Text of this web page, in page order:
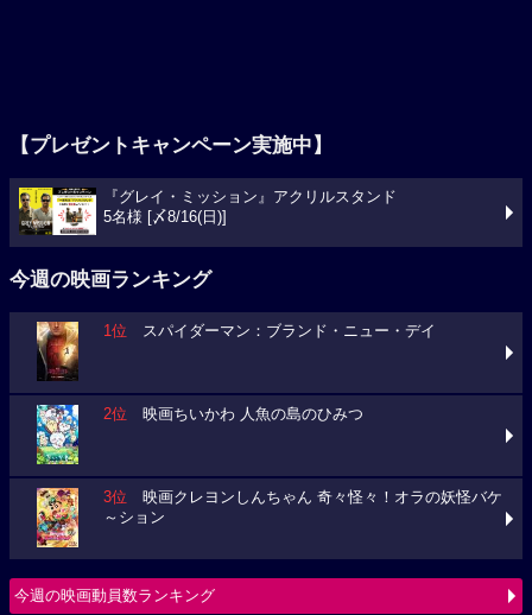
【プレゼントキャンペーン実施中】
『グレイ・ミッション』アクリルスタンド
5名様 [〆8/16(日)]
今週の映画ランキング
1位 スパイダーマン：ブランド・ニュー・デイ
2位 映画ちいかわ 人魚の島のひみつ
3位 映画クレヨンしんちゃん 奇々怪々！オラの妖怪バケ
～ション
今週の映画動員数ランキング